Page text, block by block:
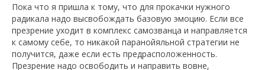
Пока что я пришла к тому, что для прокачки нужного
радикала надо высвобождать базовую эмоцию. Если все
презрение уходит в комплекс самозванца и направляется
к самому себе, то никакой паранойяльной стратегии не
получится, даже если есть предрасположенность.
Презрение надо освободить и направить вовне,